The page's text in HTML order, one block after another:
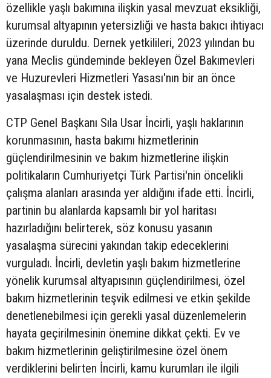
özellikle yaşlı bakımına ilişkin yasal mevzuat eksikliği,
kurumsal altyapının yetersizliği ve hasta bakıcı ihtiyacı
üzerinde duruldu. Dernek yetkilileri, 2023 yılından bu
yana Meclis gündeminde bekleyen Özel Bakımevleri
ve Huzurevleri Hizmetleri Yasası'nın bir an önce
yasalaşması için destek istedi.
CTP Genel Başkanı Sıla Usar İncirli, yaşlı haklarının
korunmasının, hasta bakımı hizmetlerinin
güçlendirilmesinin ve bakım hizmetlerine ilişkin
politikaların Cumhuriyetçi Türk Partisi'nin öncelikli
çalışma alanları arasında yer aldığını ifade etti. İncirli,
partinin bu alanlarda kapsamlı bir yol haritası
hazırladığını belirterek, söz konusu yasanın
yasalaşma sürecini yakından takip edeceklerini
vurguladı. İncirli, devletin yaşlı bakım hizmetlerine
yönelik kurumsal altyapısının güçlendirilmesi, özel
bakım hizmetlerinin teşvik edilmesi ve etkin şekilde
denetlenebilmesi için gerekli yasal düzenlemelerin
hayata geçirilmesinin önemine dikkat çekti. Ev ve
bakım hizmetlerinin geliştirilmesine özel önem
verdiklerini belirten İncirli, kamu kurumları ile ilgili